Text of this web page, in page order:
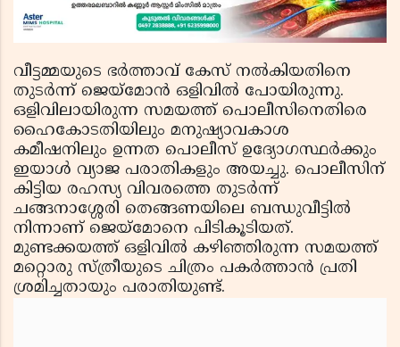
വീട്ടമ്മയുടെ ഭര്‍ത്താവ് കേസ് നല്‍കിയതിനെ
തുടര്‍ന്ന് ജെയ്‌മോന്‍ ഒളിവില്‍ പോയിരുന്നു.
ഒളിവിലായിരുന്ന സമയത്ത് പൊലീസിനെതിരെ
ഹൈകോടതിയിലും മനുഷ്യാവകാശ
കമീഷനിലും ഉന്നത പൊലീസ് ഉദ്യോഗസ്ഥര്‍ക്കും
ഇയാള്‍ വ്യാജ പരാതികളും അയച്ചു. പൊലീസിന്
കിട്ടിയ രഹസ്യ വിവരത്തെ തുടര്‍ന്ന്
ചങ്ങനാശ്ശേരി തെങ്ങണയിലെ ബന്ധുവീട്ടില്‍
നിന്നാണ് ജെയ്‌മോനെ പിടികൂടിയത്.
മുണ്ടക്കയത്ത് ഒളിവില്‍ കഴിഞ്ഞിരുന്ന സമയത്ത്
മറ്റൊരു സ്ത്രീയുടെ ചിത്രം പകര്‍ത്താന്‍ പ്രതി
ശ്രമിച്ചതായും പരാതിയുണ്ട്.